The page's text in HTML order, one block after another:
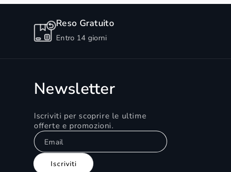
Reso Gratuito
Entro 14 giorni
Newsletter
Iscriviti per scoprire le ultime
offerte e promozioni.
Email
Iscriviti